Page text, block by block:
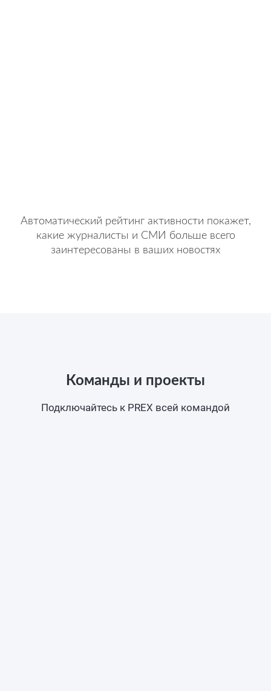
Автоматический рейтинг активности покажет,
какие журналисты и СМИ больше всего
заинтересованы в ваших новостях
Команды и проекты
Подключайтесь к PREX всей командой